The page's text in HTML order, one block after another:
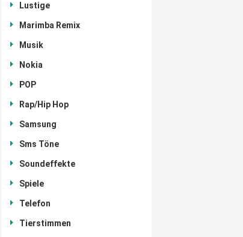
Lustige
Marimba Remix
Musik
Nokia
POP
Rap/Hip Hop
Samsung
Sms Töne
Soundeffekte
Spiele
Telefon
Tierstimmen